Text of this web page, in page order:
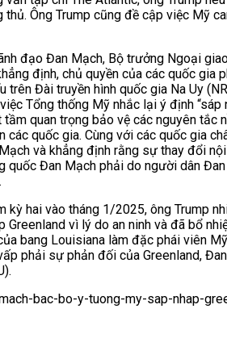
thủ. Ông Trump cũng đề cập việc Mỹ
đạo Đan Mạch, Bộ trưởng Ngoại
định, chủ quyền của các quốc gia
trên Đài truyền hình quốc gia Na Uy
Tổng thống Mỹ nhắc lại ý định “sáp
tầm quan trọng bảo vệ các nguyên tắc
các quốc gia. Cùng với các quốc gia
và khẳng định rằng sự thay đổi
quốc Đan Mạch phải do người dân
kỳ hai vào tháng 1/2025, ông Trump
Greenland vì lý do an ninh và đã bổ
bang Louisiana làm đặc phái viên
phải sự phản đối của Greenland,
bac-bo-y-tuong-my-sap-nhap-